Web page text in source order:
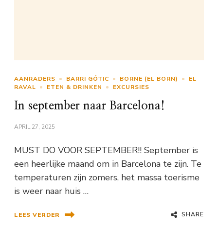
AANRADERS BARRI GÓTIC BORNE (EL BORN)
EL
RAVAL
ETEN & DRINKEN EXCURSIES
In september naar Barcelona!
APRIL 27, 2025
MUST DO VOOR SEPTEMBER!! September is
een heerlijke maand om in Barcelona te zijn. Te
temperaturen zijn zomers, het massa toerisme
is weer naar huis …
LEES VERDER SHARE